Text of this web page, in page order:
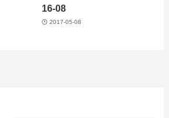
16-08
2017-05-08